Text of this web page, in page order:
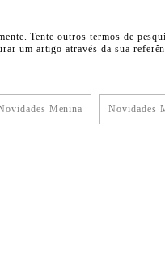
Tente outros termos de
um artigo através da sua
Menina Novidades